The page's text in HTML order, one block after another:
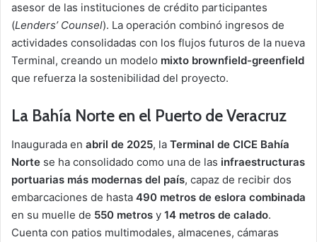
asesor de las instituciones de crédito participantes
(Lenders’ Counsel). La operación combinó ingresos de
actividades consolidadas con los flujos futuros de la nueva
Terminal, creando un modelo mixto brownfield-greenfield
que refuerza la sostenibilidad del proyecto.
La Bahía Norte en el Puerto de Veracruz
Inaugurada en abril de 2025, la Terminal de CICE Bahía
Norte se ha consolidado como una de las infraestructuras
portuarias más modernas del país, capaz de recibir dos
embarcaciones de hasta 490 metros de eslora combinada
en su muelle de 550 metros y 14 metros de calado.
Cuenta con patios multimodales, almacenes, cámaras